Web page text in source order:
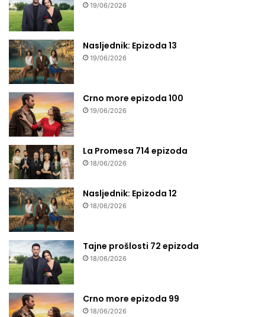
19/06/2026
Nasljednik: Epizoda 13
19/06/2026
Crno more epizoda 100
19/06/2026
La Promesa 714 epizoda
18/06/2026
Nasljednik: Epizoda 12
18/06/2026
Tajne prošlosti 72 epizoda
18/06/2026
Crno more epizoda 99
18/06/2026